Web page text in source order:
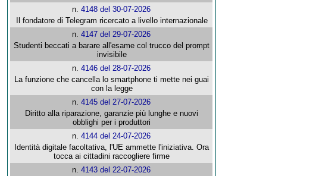
n.4148 del 30-07-2026
Il fondatore di Telegram ricercato a livello internazionale
n.4147 del 29-07-2026
Studenti beccati a barare all'esame col trucco del prompt
invisibile
n.4146 del 28-07-2026
La funzione che cancella lo smartphone ti mette nei guai
con la legge
n.4145 del 27-07-2026
Diritto alla riparazione, garanzie più lunghe e nuovi
obblighi per i produttori
n.4144 del 24-07-2026
Identità digitale facoltativa, l'UE ammette l'iniziativa. Ora
tocca ai cittadini raccogliere firme
n.4143 del 22-07-2026